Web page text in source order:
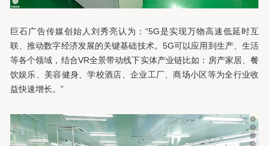
巨石广告传媒创始人刘秀亮认为：“5G是实现万物高速低延时互
联、推动数字经济发展的关键基础技术。5G可以应用到生产、生活
等各个领域，结合VR全景带动线下实体产业链比如：房产家居、餐
饮娱乐、美容健身、学校酒店、企业工厂、商场小区等为全行业收
益快速增长。”